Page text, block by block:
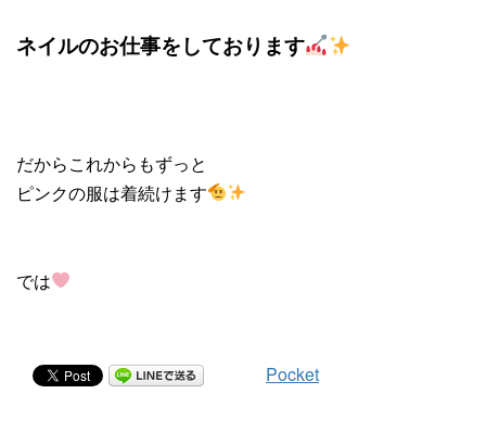
ネイルのお仕事をしております
だからこれからもずっと
ピンクの服は着続けます
では
Pocket